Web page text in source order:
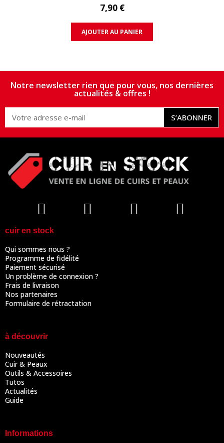
7,90 €
AJOUTER AU PANIER
Notre newsletter rien que pour vous, nos dernières
actualités & offres !
S’ABONNER
cuir en stock
Qui sommes nous ?
Programme de fidélité
Paiement sécurisé
Un problème de connexion ?
Frais de livraison
Nos partenaires
Formulaire de rétractation
à découvrir
Nouveautés
Cuir & Peaux
Outils & Accessoires
Tutos
Actualités
Guide
Informations